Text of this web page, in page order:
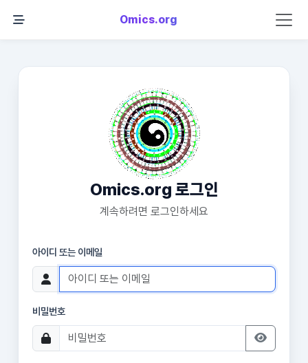
Omics.org
Omics.org 로그인
계속하려면 로그인하세요
아이디 또는 이메일
비밀번호